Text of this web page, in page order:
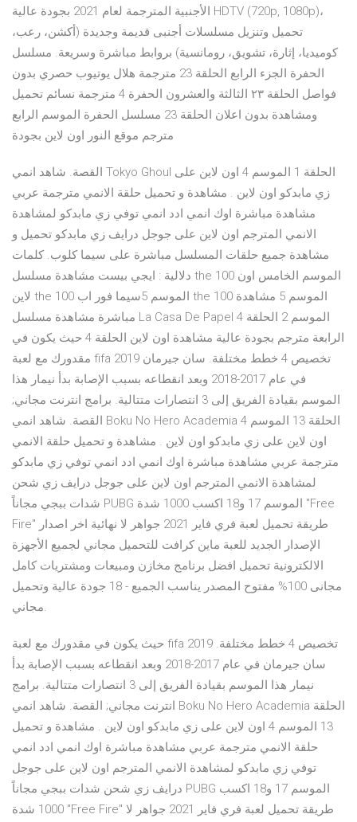
الأجنبية المترجمة لعام 2021 بجودة عالية HDTV (720p, 1080p)،
تحميل وتنزيل مسلسلات أجنبى قديمة وجديدة (أكشن، رعب،
كوميديا، إثارة، تشويق، رومانسية) بروابط مباشرة وسريعة. مسلسل
الحفرة الجزء الرابع الحلقة 23 مترجمة هلال يوتيوب حصري بدون
فواصل الحلقة ٢٣ الثالثة والعشرون الحفرة 4 مترجمة نسائم تحميل
ومشاهدة بدون اعلان الحلقة 23 مسلسل الحفرة الموسم الرابع
مترجم موقع النور اون لاين بجودة
القصة. شاهد انمي Tokyo Ghoul الحلقة 1 الموسم 4 اون لاين على
زي مابدكو اون لاين . مشاهدة و تحميل حلقة الانمي مترجمة عربي
مشاهدة مباشرة اوك انمي ادد انمي توفي زي مابدكو لمشاهدة
الانمي المترجم اون لاين على جوجل درايف زي مابدكو تحميل و
مشاهدة جميع حلقات المسلسل مباشرة على سيما كلوب. كلمات
دلالية : ايجي بيست مشاهدة مسلسل the 100 الموسم الخامس اون
لاين the 100 الموسم 5سيما فور اب the 100 الموسم 5 مشاهدة
مباشرة مشاهدة مسلسل La Casa De Papel الموسم 2 الحلقة 4
الرابعة مترجم بجودة عالية مشاهدة اون لاين الحلقة 4 حيث يكون في
مقدورك مع لعبة fifa 2019 تخصيص 4 خطط مختلفة. سان جيرمان
في عام 2017-2018 وبعد انقطاعه بسبب الإصابة بدأ نيمار هذا
الموسم بقيادة الفريق إلى 3 انتصارات متتالية. برامج انترنت مجاني;
القصة. شاهد انمي Boku No Hero Academia الحلقة 13 الموسم 4
اون لاين على زي مابدكو اون لاين . مشاهدة و تحميل حلقة الانمي
مترجمة عربي مشاهدة مباشرة اوك انمي ادد انمي توفي زي مابدكو
لمشاهدة الانمي المترجم اون لاين على جوجل درايف زي شحن
شدات ببجي مجاناً PUBG الموسم 17 و18 اكسب 1000 شدة "Free
Fire" طريقة تحميل لعبة فري فاير 2021 جواهر لا نهائية اخر اصدار
الإصدار الجديد للعبة ماين كرافت للتحميل مجاني لجميع الأجهزة
الالكترونية تحميل افضل برنامج مخازن ومبيعات ومشتريات كامل
مجانى 100% مفتوح المصدر يناسب الجميع - 18 جودة عالية وتحميل
مجاني.
حيث يكون في مقدورك مع لعبة fifa 2019 تخصيص 4 خطط مختلفة.
سان جيرمان في عام 2017-2018 وبعد انقطاعه بسبب الإصابة بدأ
نيمار هذا الموسم بقيادة الفريق إلى 3 انتصارات متتالية. برامج
انترنت مجاني; القصة. شاهد انمي Boku No Hero Academia الحلقة
13 الموسم 4 اون لاين على زي مابدكو اون لاين . مشاهدة و تحميل
حلقة الانمي مترجمة عربي مشاهدة مباشرة اوك انمي ادد انمي
توفي زي مابدكو لمشاهدة الانمي المترجم اون لاين على جوجل
درايف زي شحن شدات ببجي مجاناً PUBG الموسم 17 و18 اكسب
1000 شدة "Free Fire" طريقة تحميل لعبة فري فاير 2021 جواهر لا